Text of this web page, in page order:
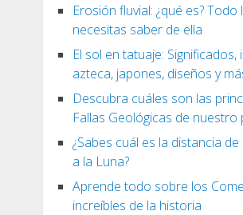
Erosión fluvial: ¿qué es? Todo
necesitas saber de ella
El sol en tatuaje: Significados,
azteca, japones, diseños y
Descubra cuáles son las
Fallas Geológicas de nuestro
¿Sabes cuál es la distancia de
a la Luna?
Aprende todo sobre los
increíbles de la historia